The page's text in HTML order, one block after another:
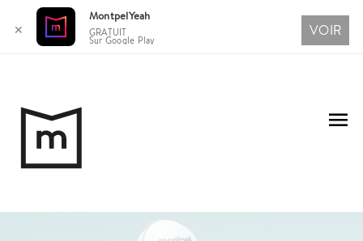
contenu
✕
MontpelYeah
GRATUIT
Sur Google Play
VOIR